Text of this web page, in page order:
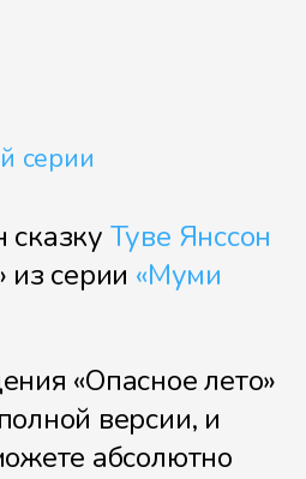
серии
сказку Туве Янссон
из серии «Муми
«Опасное лето»
версии, и
абсолютно